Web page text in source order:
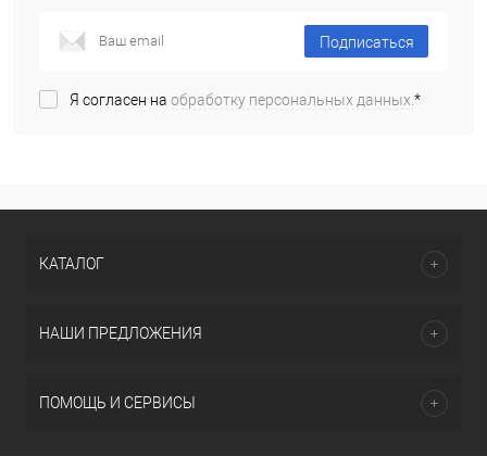
Подписаться
Я согласен на обработку персональных данных.*
КАТАЛОГ
НАШИ ПРЕДЛОЖЕНИЯ
ПОМОЩЬ И СЕРВИСЫ